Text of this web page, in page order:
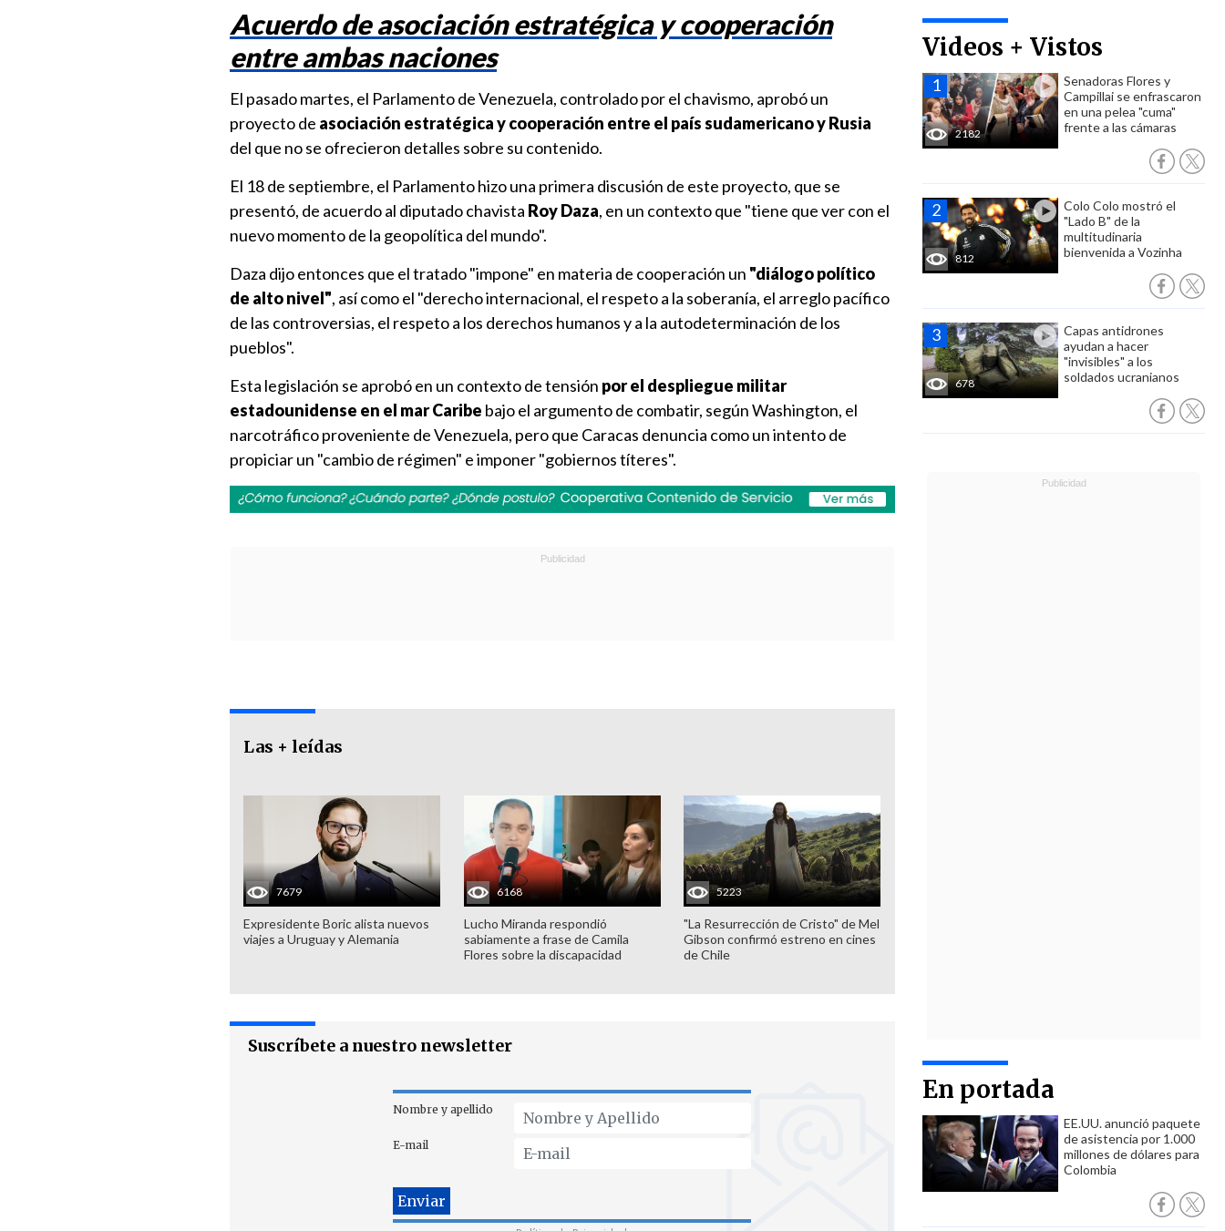
Videos + Vistos
2182
Senadoras Flores y
Campillai se enfrascaron
en una pelea "cuma"
frente a las cámaras
812
Colo Colo mostró el
"Lado B" de la
multitudinaria
bienvenida a Vozinha
678
Capas antidrones
ayudan a hacer
"invisibles" a los
soldados ucranianos
En portada
EE.UU. anunció paquete
de asistencia por 1.000
millones de dólares para
Colombia
Acuerdo de asociación estratégica y cooperación
entre ambas naciones
El pasado martes, el Parlamento de Venezuela, controlado por el chavismo, aprobó un
proyecto de asociación estratégica y cooperación entre el país sudamericano y Rusia
del que no se ofrecieron detalles sobre su contenido.
El 18 de septiembre, el Parlamento hizo una primera discusión de este proyecto, que se
presentó, de acuerdo al diputado chavista Roy Daza, en un contexto que "tiene que ver con el
nuevo momento de la geopolítica del mundo".
Daza dijo entonces que el tratado "impone" en materia de cooperación un "diálogo político
de alto nivel", así como el "derecho internacional, el respeto a la soberanía, el arreglo pacífico
de las controversias, el respeto a los derechos humanos y a la autodeterminación de los
pueblos".
Esta legislación se aprobó en un contexto de tensión por el despliegue militar
estadounidense en el mar Caribe bajo el argumento de combatir, según Washington, el
narcotráfico proveniente de Venezuela, pero que Caracas denuncia como un intento de
propiciar un "cambio de régimen" e imponer "gobiernos títeres".
Las + leídas
7679
Expresidente Boric alista nuevos
viajes a Uruguay y Alemania
6168
Lucho Miranda respondió
sabiamente a frase de Camila
Flores sobre la discapacidad
5223
"La Resurrección de Cristo" de Mel
Gibson confirmó estreno en cines
de Chile
Suscríbete a nuestro newsletter
Nombre y apellido
E-mail